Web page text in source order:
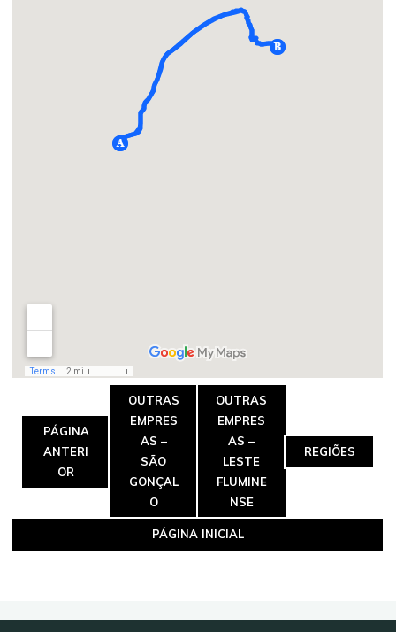
PÁGINA
ANTERI
OR
OUTRAS
EMPRES
AS –
SÃO
GONÇAL
O
OUTRAS
EMPRES
AS –
LESTE
FLUMINE
NSE
REGIÕES
PÁGINA INICIAL